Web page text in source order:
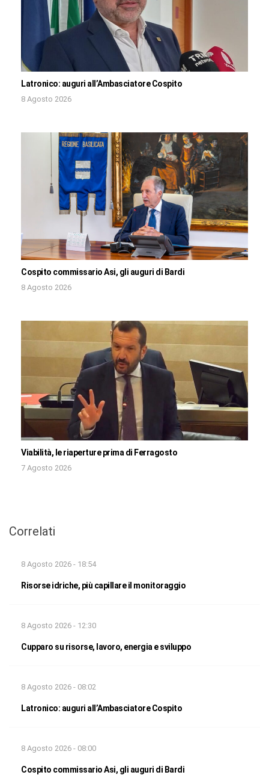
Latronico: auguri all’Ambasciatore Cospito
8 Agosto 2026
Cospito commissario Asi, gli auguri di Bardi
8 Agosto 2026
Viabilità, le riaperture prima di Ferragosto
7 Agosto 2026
Correlati
8 Agosto 2026 - 18:54
Risorse idriche, più capillare il monitoraggio
8 Agosto 2026 - 12:30
Cupparo su risorse, lavoro, energia e sviluppo
8 Agosto 2026 - 08:02
Latronico: auguri all’Ambasciatore Cospito
8 Agosto 2026 - 08:00
Cospito commissario Asi, gli auguri di Bardi